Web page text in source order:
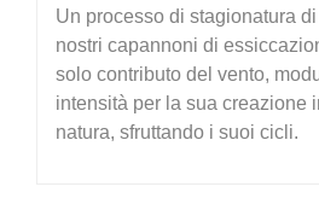
Un processo di stagionatura
nostri capannoni di
solo contributo del vento,
intensità per la sua creazione
natura, sfruttando i suoi cicli.